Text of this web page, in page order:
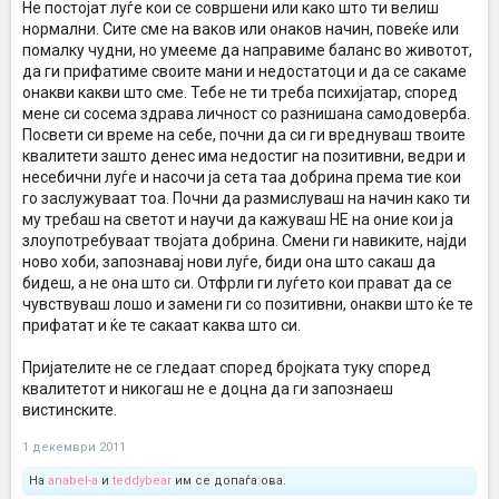
Не постојат луѓе кои се совршени или како што ти велиш
нормални. Сите сме на ваков или онаков начин, повеќе или
помалку чудни, но умееме да направиме баланс во животот,
да ги прифатиме своите мани и недостатоци и да се сакаме
онакви какви што сме. Тебе не ти треба психијатар, според
мене си сосема здрава личност со разнишана самодоверба.
Посвети си време на себе, почни да си ги вреднуваш твоите
квалитети зашто денес има недостиг на позитивни, ведри и
несебични луѓе и насочи ја сета таа добрина према тие кои
го заслужуваат тоа. Почни да размислуваш на начин како ти
му требаш на светот и научи да кажуваш НЕ на оние кои ја
злоупотребуваат твојата добрина. Смени ги навиките, најди
ново хоби, запознавај нови луѓе, биди она што сакаш да
бидеш, а не она што си. Отфрли ги луѓето кои прават да се
чувствуваш лошо и замени ги со позитивни, онакви што ќе те
прифатат и ќе те сакаат каква што си.
Пријателите не се гледаат според бројката туку според
квалитетот и никогаш не е доцна да ги запознаеш
вистинските.
1 декември 2011
На anabel-a и teddybear им се допаѓа ова.